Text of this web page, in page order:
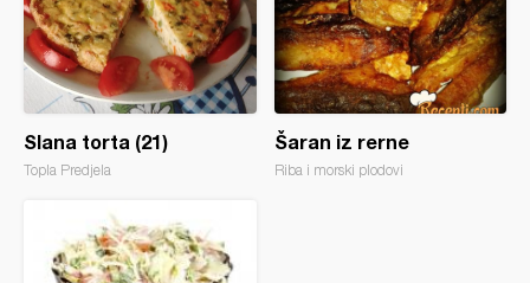
Slana torta (21)
Topla Predjela
Šaran iz rerne
Riba i morski plodovi